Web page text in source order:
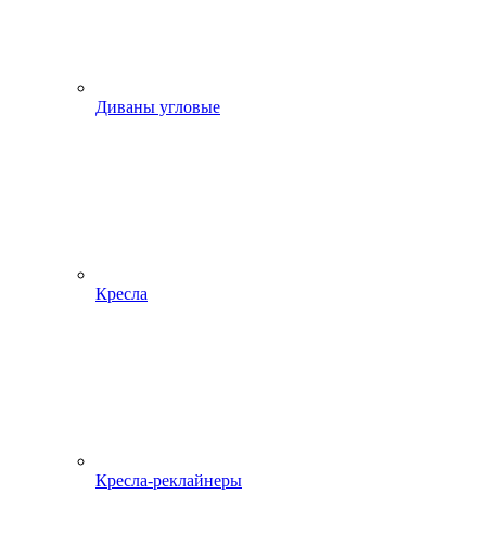
Диваны угловые
Кресла
Кресла-реклайнеры